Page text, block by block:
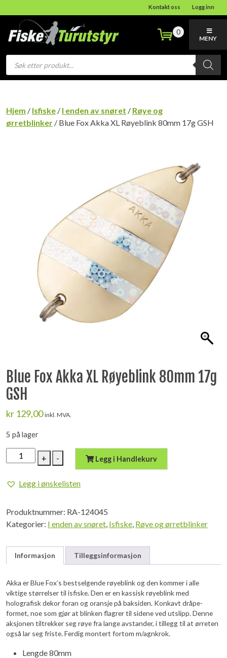
Kontakt oss Logg inn
Products
search
0
MENY
Hjem / Isfiske / I enden av snøret / Røye og
ørretblinker / Blue Fox Akka XL Røyeblink 80mm 17g GSH
Blue Fox Akka XL Røyeblink 80mm 17g
GSH
kr 129,00 inkl. MVA.
5 på lager
+
Blue
Fox
XL
80mm
17g
antall
- Legg i Handlekurv
Legg i ønskelisten
Produktnummer: RA-124045
Kategorier: I enden av snøret, Isfiske, Røye og ørretblinker
Informasjon Tilleggsinformasjon
Akka er Blue Fox’s bestselgende røyeblink og den kommer i alle
viktige størrelser til isfiske. Den er en kassisk røyeblink med
holografisk dekor foran og oransje på baksiden. Konkavt dråpe-
formet, noe som gjør at blinken flagrer til sidene ved utslipp. Denne
aksjonen tiltrekker seg røye fra lange avstander, i tillegg til at ørreten
også lar seg friste. Ferdig montert fortom m/agnkrok.
Lengde 80mm